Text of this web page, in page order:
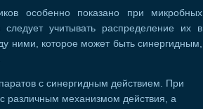
особенно показано при микробных
учитывать распределение их в
ними, которое может быть синергидным,
с синергидным действием. При
различным механизмом действия, а